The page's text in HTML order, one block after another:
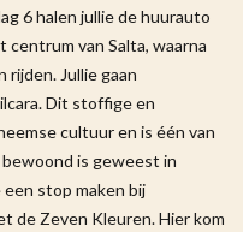
6 halen jullie de huurauto
van Salta, waarna
rijden. Jullie gaan
Dit stoffige en
cultuur en is één van
is geweest in
stop maken bij
de Zeven Kleuren. Hier kom